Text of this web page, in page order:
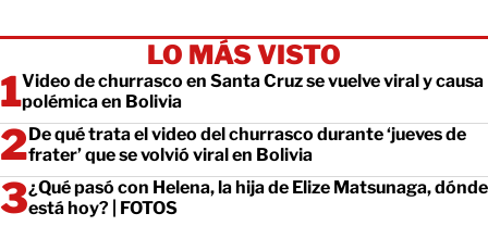
LO MÁS VISTO
Video de churrasco en Santa Cruz se vuelve viral y causa
polémica en Bolivia
De qué trata el video del churrasco durante ‘jueves de
frater’ que se volvió viral en Bolivia
¿Qué pasó con Helena, la hija de Elize Matsunaga, dónde
está hoy? | FOTOS